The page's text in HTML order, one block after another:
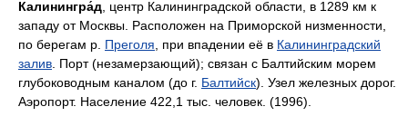
Калинингра́д , центр Калининградской области, в 1289 км к
западу от Москвы. Расположен на Приморской низменности,
по берегам р. Преголя , при впадении её в Калининградский
залив . Порт (незамерзающий); связан с Балтийским морем
глубоководным каналом (до г. Балтийск). Узел железных дорог.
Аэропорт. Население 422,1 тыс. человек. (1996).